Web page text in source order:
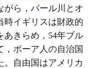
がら，バール川とオ
時イギリスは財政的
あきらめ，54年ブル
，ボーア人の自治国
。自由国はアメリカ